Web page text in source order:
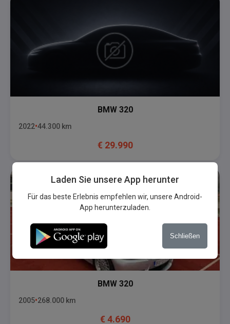
BMW 320
2022 44.300 km
€ 29.990
BMW 320
2005 268.000 km
€ 4.690
Laden Sie unsere App herunter
Für das beste Erlebnis empfehlen wir, unsere Android-
App herunterzuladen.
Schließen